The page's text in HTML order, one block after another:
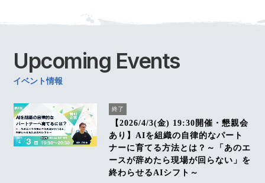
Upcoming Events
イベント情報
終了
【2026/4/3(金) 19:30開催・懇親会
あり】AIを組織の自律的なパート
ナーに育てる方法とは？～「あのエ
ースが辞めたら現場が回らない」を
終わらせるAIシフト～